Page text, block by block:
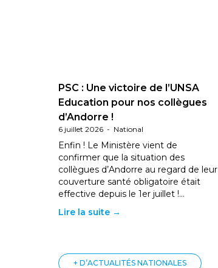
PSC : Une victoire de l’UNSA
Education pour nos collègues
d’Andorre !
6 juillet 2026 - National
Enfin ! Le Ministère vient de
confirmer que la situation des
collègues d’Andorre au regard de leur
couverture santé obligatoire était
effective depuis le 1er juillet !…
Lire la suite →
+ D’ACTUALITÉS NATIONALES